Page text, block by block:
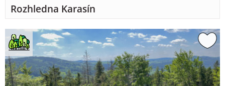
Rozhledna Karasín